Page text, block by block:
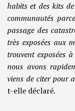
habits et des kits
communautés
passage des
très exposées aux
trouvent exposées
nous avons
viens de citer pour
t-elle déclaré.